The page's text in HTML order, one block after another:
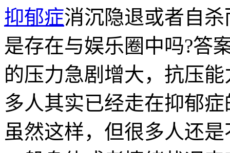
抑郁症消沉隐退或者自
是存在与娱乐圈中吗?答
的压力急剧增大，抗压
多人其实已经走在抑郁
虽然这样，但很多人还